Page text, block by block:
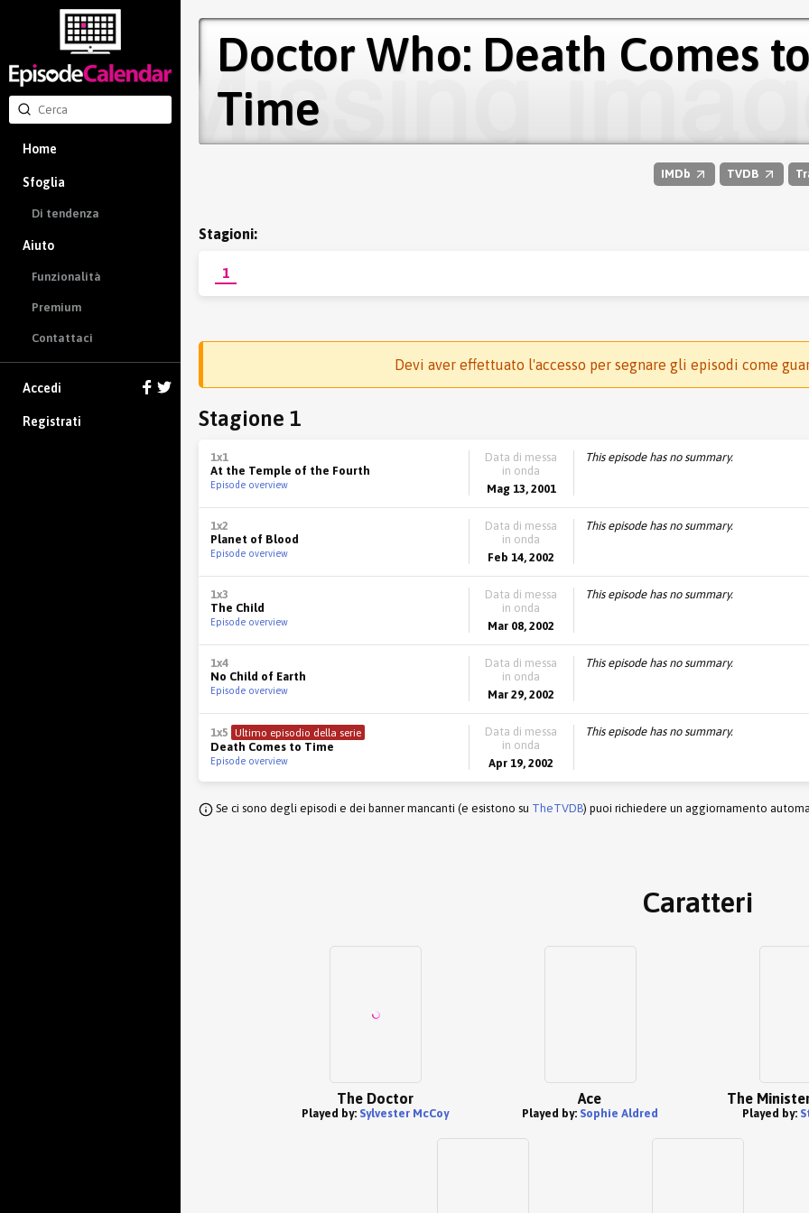
Home
Sfoglia
Di tendenza
Aiuto
Funzionalità
Premium
Contattaci
Accedi
Registrati
Doctor Who: Death Comes to
Time
IMDb TVDB
Stagioni:
1
Devi aver effettuato l'accesso per segnare gli episodi come
Stagione 1
1x1
At the Temple of the Fourth
Episode overview
Data di messa
in onda
Mag 13, 2001
This episode has no summary.
1x2
Planet of Blood
Episode overview
Data di messa
in onda
Feb 14, 2002
This episode has no summary.
1x3
The Child
Episode overview
Data di messa
in onda
Mar 08, 2002
This episode has no summary.
1x4
No Child of Earth
Episode overview
Data di messa
in onda
Mar 29, 2002
This episode has no summary.
1x5 Ultimo episodio della serie
Death Comes to Time
Episode overview
Data di messa
in onda
Apr 19, 2002
This episode has no summary.
Se ci sono degli episodi e dei banner mancanti (e esistono su TheTVDB) puoi richiedere un aggiornamento
Caratteri
The Doctor
Played by: Sylvester McCoy
Ace
Played by: Sophie Aldred
The
Played by: